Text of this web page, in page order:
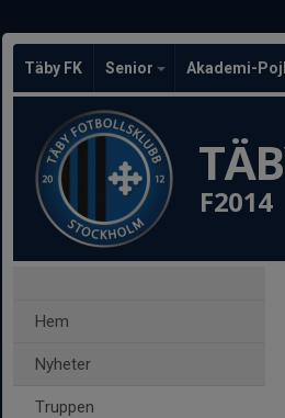
Täby FK Senior Akademi-
F2014
Hem
Nyheter
Truppen